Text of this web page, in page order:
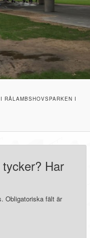
RÅLAMBSHOVSPARKEN I
Har
Obligatoriska fält är